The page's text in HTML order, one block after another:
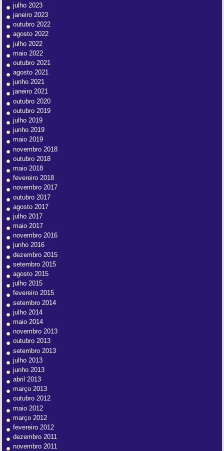
julho 2023
janeiro 2023
outubro 2022
agosto 2022
julho 2022
maio 2022
outubro 2021
agosto 2021
junho 2021
janeiro 2021
outubro 2020
outubro 2019
julho 2019
junho 2019
maio 2019
novembro 2018
outubro 2018
maio 2018
fevereiro 2018
novembro 2017
outubro 2017
agosto 2017
julho 2017
maio 2017
novembro 2016
junho 2016
dezembro 2015
setembro 2015
agosto 2015
julho 2015
fevereiro 2015
setembro 2014
julho 2014
maio 2014
novembro 2013
outubro 2013
setembro 2013
julho 2013
junho 2013
abril 2013
março 2013
outubro 2012
maio 2012
março 2012
fevereiro 2012
dezembro 2011
novembro 2011